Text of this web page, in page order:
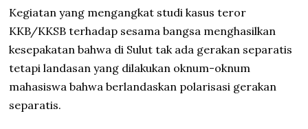
Kegiatan yang mengangkat studi kasus teror
KKB/KKSB terhadap sesama bangsa menghasilkan
kesepakatan bahwa di Sulut tak ada gerakan separatis
tetapi landasan yang dilakukan oknum-oknum
mahasiswa bahwa berlandaskan polarisasi gerakan
separatis.